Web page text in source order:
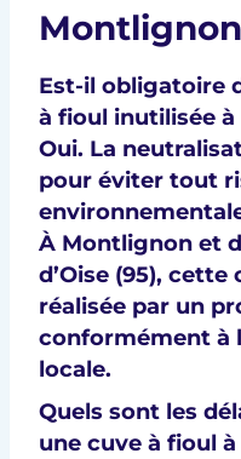
Montlignon
Est-il obligatoire
à fioul inutilisée
Oui. La
pour éviter tout
À Montlignon et
d’Oise (95),
réalisée par un
conformément à
locale.
Quels sont les
une cuve à fioul